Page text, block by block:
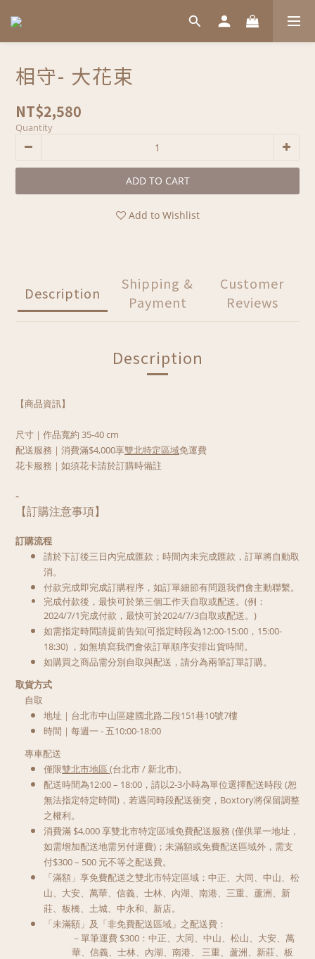
相守- 大花束
NT$2,580
Quantity
ADD TO CART
Add to Wishlist
Description
Shipping &
Payment
Customer
Reviews
Description
【商品資訊】
尺寸 ｜作品寬約 35-40 cm
配送服務｜ 消費滿$4,000享雙北特定區域免運費
花卡服務｜如須花卡請於訂購時備註
-
【訂購注意事項】
訂購流程
請於下訂後三日內完成匯款；時間內未完成匯款，訂單將自動取
消。
付款完成即完成訂購程序，如訂單細節有問題我們會主動聯繫。
完成付款後，最快可於第三個工作天自取或配送。 (例：
2024/7/1完成付款，最快可於2024/7/3自取或配送。)
如需指定時間請提前告知(可指定時段為12:00-15:00，15:00-
18:30) ，如無填寫我們會依訂單順序安排出貨時間。
如購買之商品需分別自取與配送，請分為兩筆訂單訂購。
取貨方式
自取
地址｜台北市中山區建國北路二段151巷10號7樓
時間｜每週一 - 五10:00-18:00
專車配送
僅限雙北市地區 (台北市 / 新北市)。
配送時間為12:00 – 18:00，請以2-3小時為單位選擇配送時段 (恕
無法指定特定時間)，若遇同時段配送衝突，Boxtory將保留調整
之權利。
消費滿 $4,000 享雙北市特定區域免費配送服務 (僅供單一地址，
如需增加配送地需另付運費)；未滿額或免費配送區域外，需支
付$300 – 500 元不等之配送費。
「滿額」享免費配送之雙北市特定區域：中正、大同、中山、松
山、大安、萬華、信義、士林、內湖、南港、三重、蘆洲、新
莊、板橋、土城、中永和、新店。
「未滿額」及「非免費配送區域」之配送費：
－單筆運費 $300： 中正、大同、中山、松山、大安、萬
華、信義、士林、內湖、南港、
三重、蘆洲、新莊、板